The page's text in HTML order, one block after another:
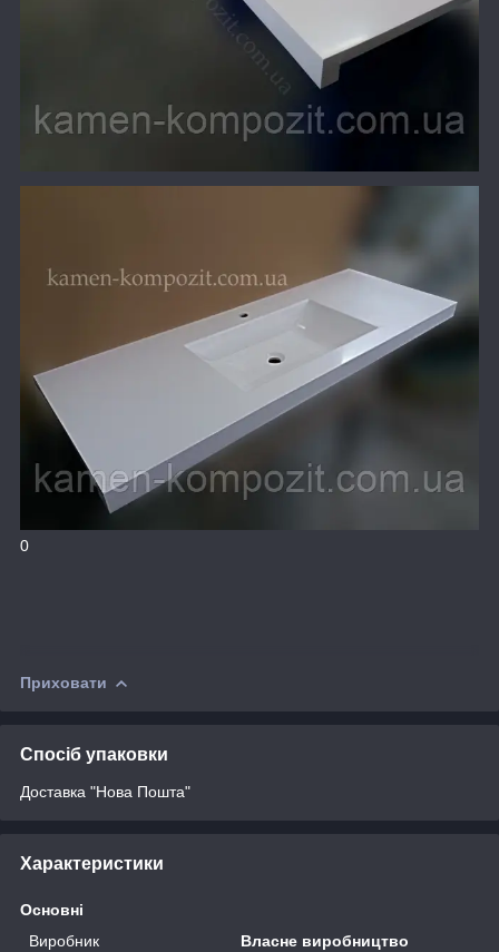
0
Приховати
Спосіб упаковки
Доставка "Нова Пошта"
Характеристики
Основні
Виробник
Власне виробництво